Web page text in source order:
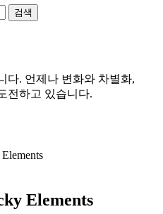
다. 언제나 변화와 차별화,
전하고 있습니다.
Elements